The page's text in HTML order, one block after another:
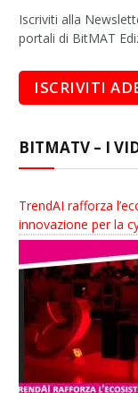
Iscriviti alla
portali di BitMAT
BITMATV – I
TrendAI rafforza
innovazione per la